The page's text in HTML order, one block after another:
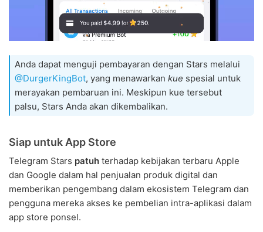
Anda dapat menguji pembayaran dengan Stars melalui
@DurgerKingBot, yang menawarkan kue spesial untuk
merayakan pembaruan ini. Meskipun kue tersebut
palsu, Stars Anda akan dikembalikan.
Siap untuk App Store
Telegram Stars patuh terhadap kebijakan terbaru Apple
dan Google dalam hal penjualan produk digital dan
memberikan pengembang dalam ekosistem Telegram dan
pengguna mereka akses ke pembelian intra-aplikasi dalam
app store ponsel.